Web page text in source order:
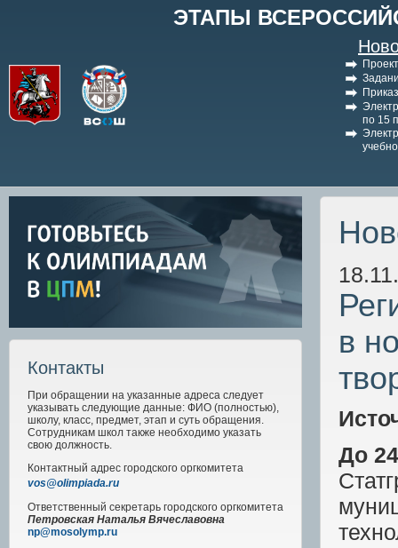
ЭТАПЫ
по 15
Контакты
При обращении на указанные адреса следует
указывать следующие данные: ФИО (полностью),
школу, класс, предмет, этап и суть обращения.
Сотрудникам школ также необходимо указать
свою должность.
Контактный адрес городского оргкомитета
vos@olimpiada.ru
Ответственный секретарь городского оргкомитета
Петровская Наталья Вячеславовна
np@mosolymp.ru
в
До